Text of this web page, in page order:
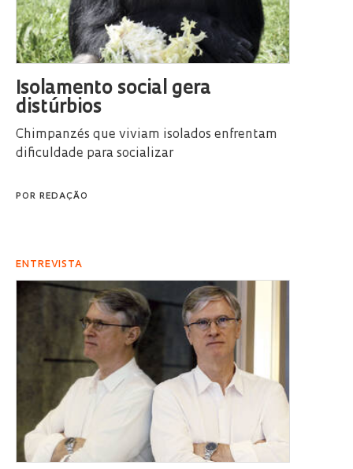
Isolamento social gera
distúrbios
Chimpanzés que viviam isolados enfrentam
dificuldade para socializar
POR REDAÇÃO
ENTREVISTA